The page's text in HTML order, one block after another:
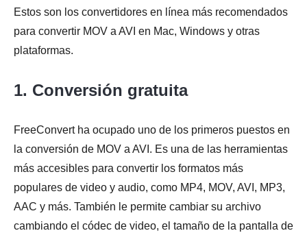
Estos son los convertidores en línea más recomendados
para convertir MOV a AVI en Mac, Windows y otras
plataformas.
1. Conversión gratuita
FreeConvert ha ocupado uno de los primeros puestos en
la conversión de MOV a AVI. Es una de las herramientas
más accesibles para convertir los formatos más
populares de video y audio, como MP4, MOV, AVI, MP3,
AAC y más. También le permite cambiar su archivo
cambiando el códec de video, el tamaño de la pantalla de